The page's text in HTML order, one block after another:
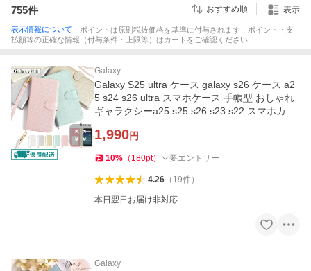
755件 おすすめ順 表示
表示情報について ｜ポイントは原則税抜価格を基準に付与されます｜ポイント・支
払額等の正確な情報（付与条件・上限等）はカートをご確認ください
Galaxy
Galaxy S25 ultra ケース galaxy s26 ケース a2
5 s24 s26 ultra スマホケース 手帳型 おしゃれ
ギャラクシーa25 s25 s26 s23 s22 スマホカバ
1,990円
10% （ 180pt） 要エントリー
4.26（ 19件）
本日翌日お届け非対応
Galaxy